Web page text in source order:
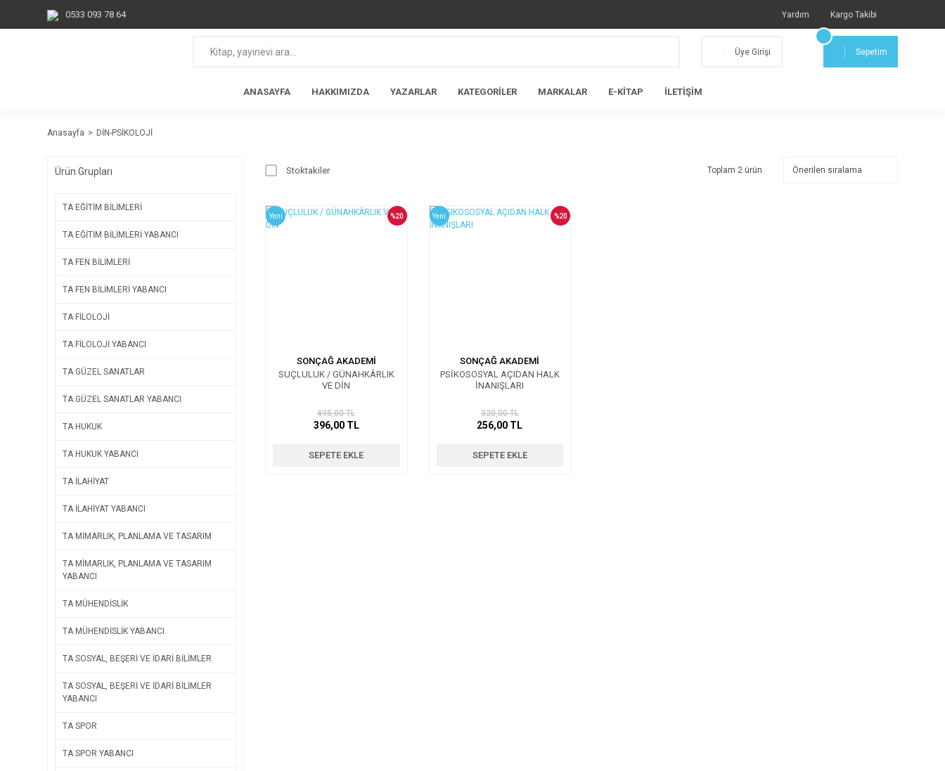
0533 093 78 64 Yardım Kargo Takibi
Üye Girişi Sepetim
ANASAYFA HAKKIMIZDA YAZARLAR KATEGORİLER MARKALAR E-KİTAP İLETİŞİM
Anasayfa DİN-PSİKOLOJİ
Ürün Grupları
TA EĞİTİM BİLİMLERİ
TA EĞİTİM BİLİMLERİ YABANCI
TA FEN BİLİMLERİ
TA FEN BİLİMLERİ YABANCI
TA FİLOLOJİ
TA FİLOLOJİ YABANCI
TA GÜZEL SANATLAR
TA GÜZEL SANATLAR YABANCI
TA HUKUK
TA HUKUK YABANCI
TA İLAHİYAT
TA İLAHİYAT YABANCI
TA MİMARLIK, PLANLAMA VE TASARIM
TA MİMARLIK, PLANLAMA VE TASARIM
YABANCI
TA MÜHENDİSLİK
TA MÜHENDİSLİK YABANCI
TA SOSYAL, BEŞERİ VE İDARİ BİLİMLER
TA SOSYAL, BEŞERİ VE İDARİ BİLİMLER
YABANCI
TA SPOR
TA SPOR YABANCI
Stoktakiler Toplam 2 ürün
Yeni
SONÇAĞ AKADEMİ
SUÇLULUK / GÜNAHKÂRLIK
VE DİN
%20
495,00 TL
396,00 TL
SEPETE EKLE
Yeni
SONÇAĞ AKADEMİ
PSİKOSOSYAL AÇIDAN HALK
İNANIŞLARI
%20
320,00 TL
256,00 TL
SEPETE EKLE